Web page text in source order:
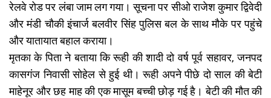
रेलवे रोड पर लंबा जाम लग गया। सूचना पर सीओ राजेश कुमार द्विवेदी
और मंडी चौकी इंचार्ज बलवीर सिंह पुलिस बल के साथ मौके पर पहुंचे
और यातायात बहाल कराया।
मृतका के पिता ने बताया कि रूही की शादी दो वर्ष पूर्व सहावर, जनपद
कासगंज निवासी सोहेल से हुई थी। रूही अपने पीछे दो साल की बेटी
माहेनूर और छह माह की एक मासूम बच्ची छोड़ गई है। बेटी की मौत की